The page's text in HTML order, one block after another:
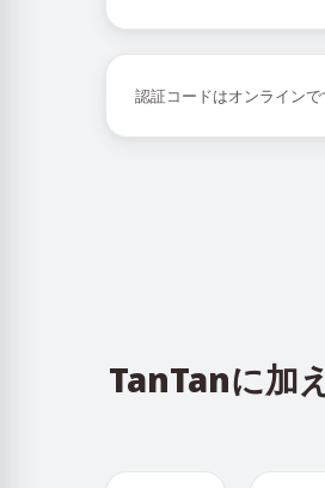
認証コードはオンラインで
TanTanに加